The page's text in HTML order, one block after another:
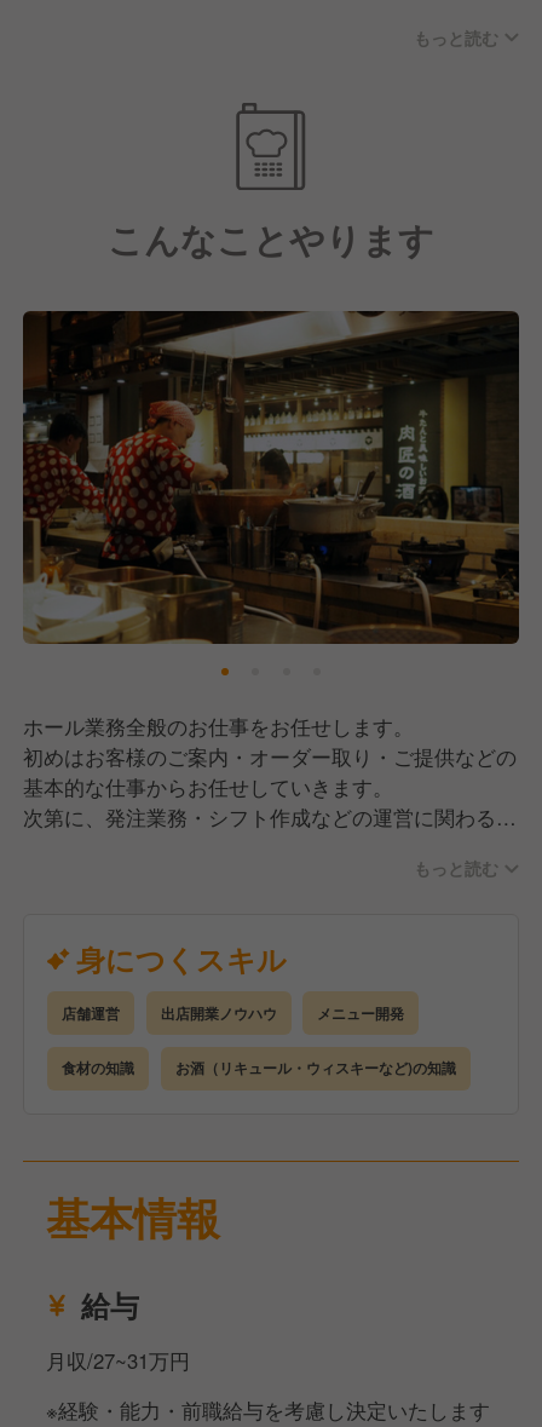
どんどんチャレンジできる！「これやりたい」「こう
「どういうお店を作りたいか？」
「どういうオペレーションならスムーズにお店を回せ
言われたことをこなすばかりではなく、
どうしたいか？どうありたいか？というクリエイティ
失敗を恐れない社風だからこそ、あなたの考えをたく
さん発信できる環境です！
本当に良い食材を提供してくれる生産者さんのために
も、
優れた調理技術で質の良い料理を提供したい。
この想いに共感してくれる方を歓迎します！
こんな方が当社で成功する勝ちパターンの持ち主！
／
★自分の意見や考えをたくさん発信できる環境で働き
たい！
★本当に心から美味しいと思える料理を提供したい！
★これから本格的な料理の道で経験を積みたい！
★技術＝誇り、知識＝誇り。自らの仕事に誇りを持て
誰も真似出来ない当社の成功パターンを知れるのはあ
なただけ！「飲食が好き」という熱意は必要です！
料理長・店長としてお店を引っ張ってくれる経験者か
ら、
これから新しく飲食業界で腕を磨いていきたい未経験
本当に美味しい食材・しっかりとした調理技術・食材
の扱い方など、本当の基礎も学ぶことが出来る。
もちろん自分の意見やアイデアだって何歳でも発信で
::◆安定感を持って成長中の企業！◆::
・飲食店の経営
・メニュー開発
・デザイン監修
イタリアンと居酒屋に特化したお店だからこそでき
る、当店の看板メニューです。
もう一つの目玉はローマの伝統的な手法をアレンジし
たDiscoオリジナルのサクサクおつまみピッツァ！！
大豆粉と米粉を練り込み、加水率を限りなく高くする
毎日変わるシェフ渾身のイタリア料理を味わいつつ、
微発砲ワイン・ランブルスコ片手に、生ハムやつまみ
でワイワイ過ごす。
これがDiscoの楽しみ方です！
＜＜ 当社の5つのポイント ＞＞
▼ポイント①☆休みが多い！長く活躍できる環境
当社は飲食業界では珍しい週休2日制を採用してお
り、月の休日数は7〜8日程度を確保しています。
さらに普段の休日に加え、夏季休暇と年末年始休暇な
どの休暇も完備。
大好きなこの業界で長く情熱を注いでほしいからこ
そ、会社としても働きやすい環境を整えています。
▼ポイント②☆他にない魅力！徹底したコンセプトメ
イク
料理はもちろん、ドリンクもマーケットに合わせて準
内装・店名・料理などすべてにストーリーがあり、20
年・30年と続くお店作りを目指しています。
▼ポイント③☆だから続けられる！明確な評価制度
当社の評価では年齢も経験年数も関係ナシ。
もちろん今までの経験値もしっかり考慮。
社長もよくお店に遊びに来るので、直接直談判できる
機会も！
▼ポイント④☆スキルアップできる！研修制度が充実
本場イタリアで修業をしたシェフや、ピッツァオーラ
の世界大会出場者など、
経験豊富な社員のもので最高峰の調理技術を学べるの
もっと読む
こんなことやります
ホール業務全般のお仕事をお任せします。
初めはお客様のご案内・オーダー取り・ご提供などの
基本的な仕事からお任せしていきます。
次第に、発注業務・シフト作成などの運営に関わる業
いくので、
着実なステップアップが可能です。
将来的には店舗運営や部下の育成もお任せしていきた
いと考えています。
今までの経験・培ってきたものを当社で発揮してくだ
さい！
もっと読む
身につくスキル
店舗運営 出店開業ノウハウ メニュー開発
食材の知識 お酒（リキュール・ウィスキーなど)の知識
基本情報
給与
月収/27~31万円
※経験・能力・前職給与を考慮し決定いたします